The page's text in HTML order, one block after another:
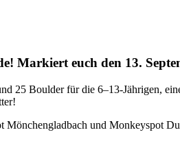
Markiert euch den 13.
25 Boulder für die 6–13-Jährigen,
und Monkeyspot